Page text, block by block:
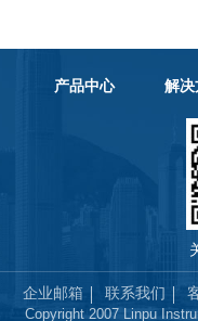
产品中心 解决
企业邮箱 联系我们
Copyright 2007 Linpu